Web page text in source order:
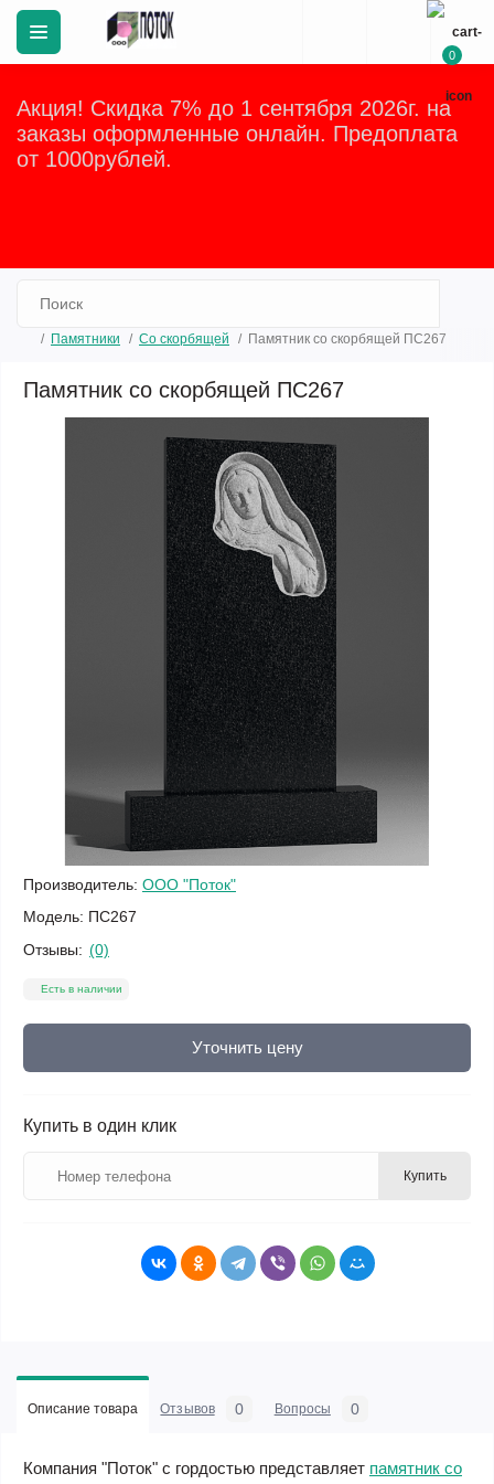
Акция! Скидка 7% до 1 сентября 2026г. на
заказы оформленные онлайн. Предоплата
от 1000рублей.
0
Памятники Со скорбящей Памятник со скорбящей ПС267
Памятник со скорбящей ПС267
Производитель: ООО "Поток"
Модель: ПС267
Отзывы: (0)
Есть в наличии
Уточнить цену
Купить в один клик
Купить
Описание товара Отзывов 0 Вопросы 0
Компания "Поток" с гордостью представляет памятник со